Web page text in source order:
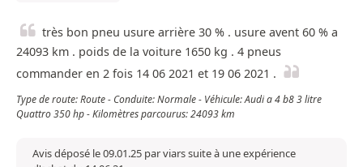
très bon pneu usure arrière 30 % . usure avent 60 % a
24093 km . poids de la voiture 1650 kg . 4 pneus
commander en 2 fois 14 06 2021 et 19 06 2021 .
Type de route: Route - Conduite: Normale - Véhicule: Audi a 4 b8 3 litre
Quattro 350 hp - Kilomètres parcourus: 24093 km
Avis déposé le 09.01.25 par viars suite à une expérience